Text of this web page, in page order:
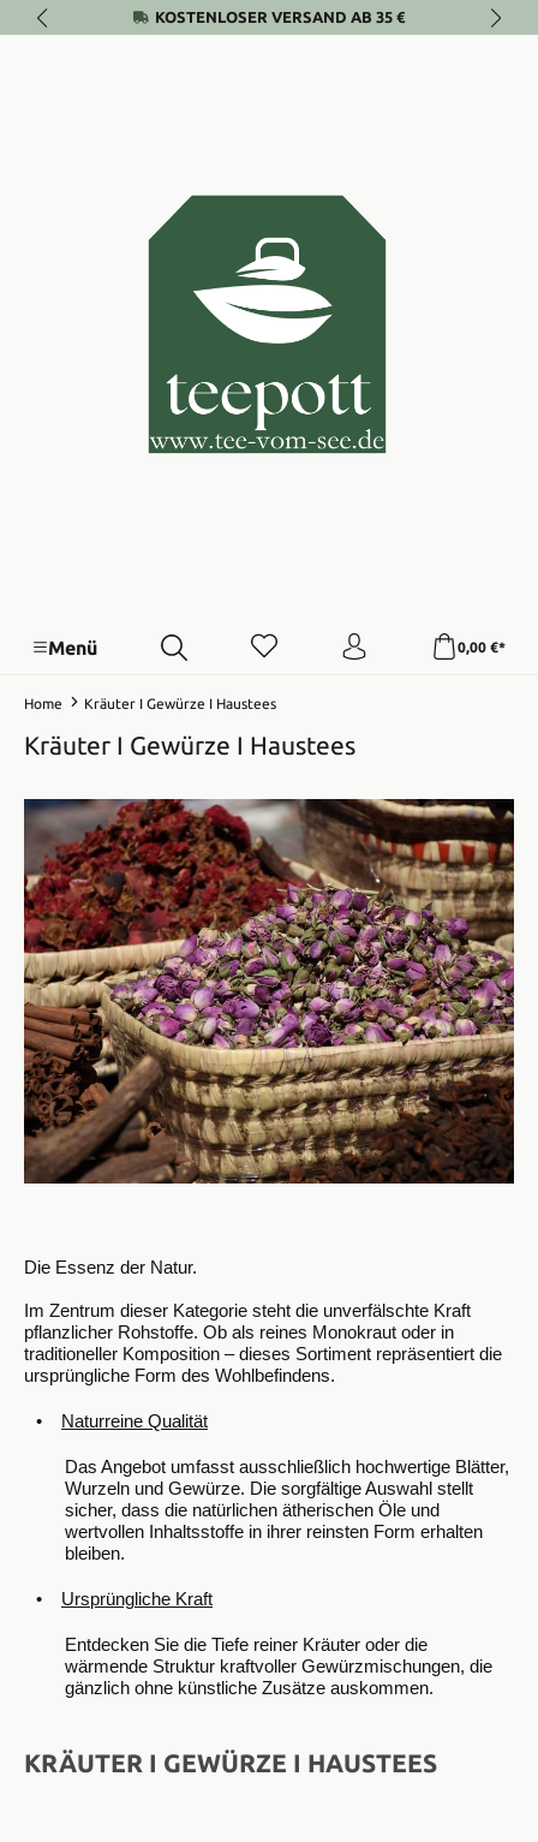
Zum Hauptinhalt springenKOSTENLOSER VERSAND AB 35 €
Menü 0,00 €*
Home Kräuter I Gewürze I Haustees
Kräuter I Gewürze I Haustees
Die Essenz der Natur.
Im Zentrum dieser Kategorie steht die unverfälschte Kraft
pflanzlicher Rohstoffe. Ob als reines Monokraut oder in
traditioneller Komposition – dieses Sortiment repräsentiert die
ursprüngliche Form des Wohlbefindens.
• Naturreine Qualität
Das Angebot umfasst ausschließlich hochwertige Blätter,
Wurzeln und Gewürze. Die sorgfältige Auswahl stellt
sicher, dass die natürlichen ätherischen Öle und
wertvollen Inhaltsstoffe in ihrer reinsten Form erhalten
bleiben.
• Ursprüngliche Kraft
Entdecken Sie die Tiefe reiner Kräuter oder die
wärmende Struktur kraftvoller Gewürzmischungen, die
gänzlich ohne künstliche Zusätze auskommen.
KRÄUTER I GEWÜRZE I HAUSTEES